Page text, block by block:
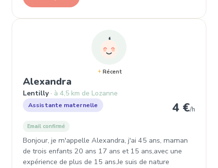
Récent
Alexandra
Lentilly à 4,5 km de Lozanne
Assistante maternelle 4 €/h
Email confirmé
Bonjour, je m'appelle Alexandra, j'ai 45 ans, maman
de trois enfants 20 ans 17 ans et 15 ans,avec une
expérience de plus de 15 ans.Je suis de nature